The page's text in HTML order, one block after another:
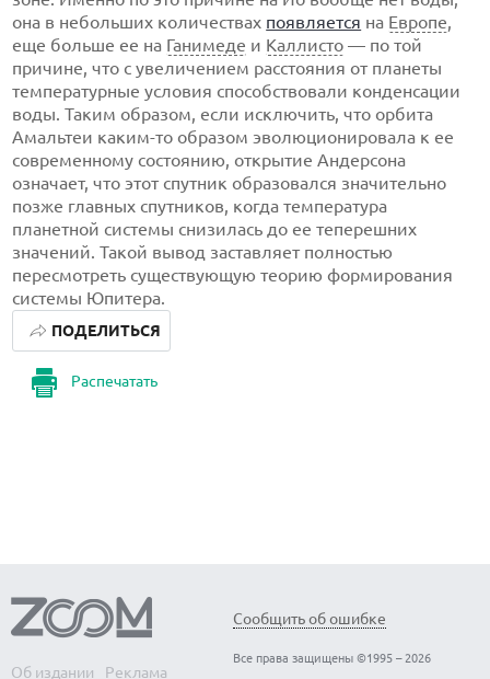
она в небольших количествах появляется на Европе,
еще больше ее на Ганимеде и Каллисто — по той
причине, что с увеличением расстояния от планеты
температурные условия способствовали конденсации
воды. Таким образом, если исключить, что орбита
Амальтеи каким-то образом эволюционировала к ее
современному состоянию, открытие Андерсона
означает, что этот спутник образовался значительно
позже главных спутников, когда температура
планетной системы снизилась до ее теперешних
значений. Такой вывод заставляет полностью
пересмотреть существующую теорию формирования
системы Юпитера.
Распечатать
ПОДЕЛИТЬСЯ
Об издании Реклама
Сообщить об ошибке
Все права защищены ©1995 – 2026